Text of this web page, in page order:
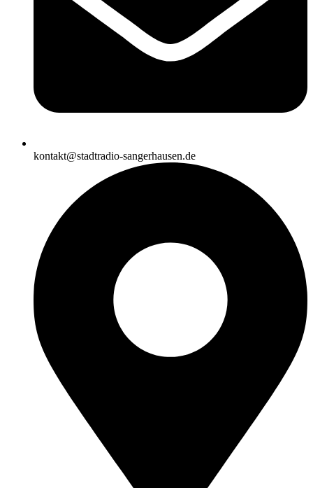
kontakt@stadtradio-sangerhausen.de